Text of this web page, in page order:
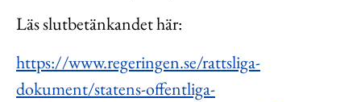
Läs slutbetänkandet här:
https://www.regeringen.se/rattsliga-
dokument/statens-offentliga-